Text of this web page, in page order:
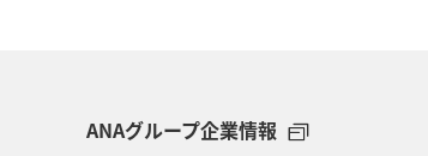
スイス フランス
ANAグループ企業情報